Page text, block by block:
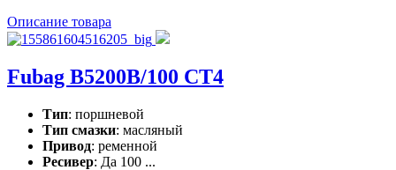
Описание товара
Fubag B5200B/100 CT4
Тип: поршневой
Тип смазки: масляный
Привод: ременной
Ресивер: Да 100 ...